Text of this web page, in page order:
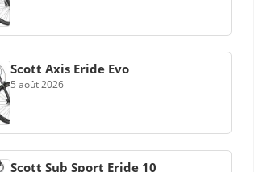
Scott Axis Eride Evo
5 août 2026
Scott Sub Sport Eride 10